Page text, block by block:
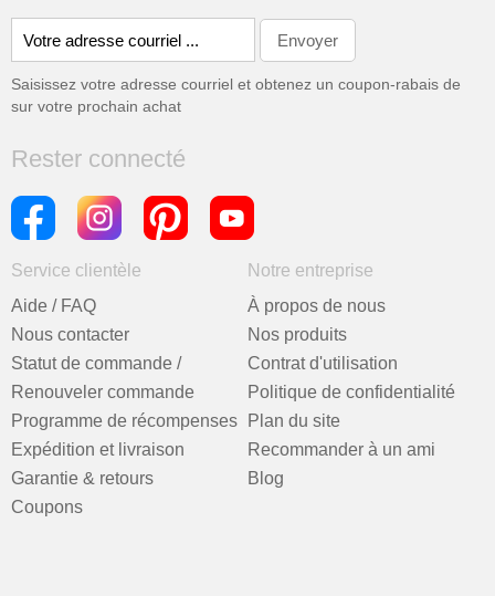
Saisissez votre adresse courriel et obtenez un coupon-rabais de
sur votre prochain achat
Rester connecté
Service clientèle
Aide / FAQ
Nous contacter
Statut de commande /
Renouveler commande
Programme de récompenses
Expédition et livraison
Garantie & retours
Coupons
Notre entreprise
À propos de nous
Nos produits
Contrat d'utilisation
Politique de confidentialité
Plan du site
Recommander à un ami
Blog